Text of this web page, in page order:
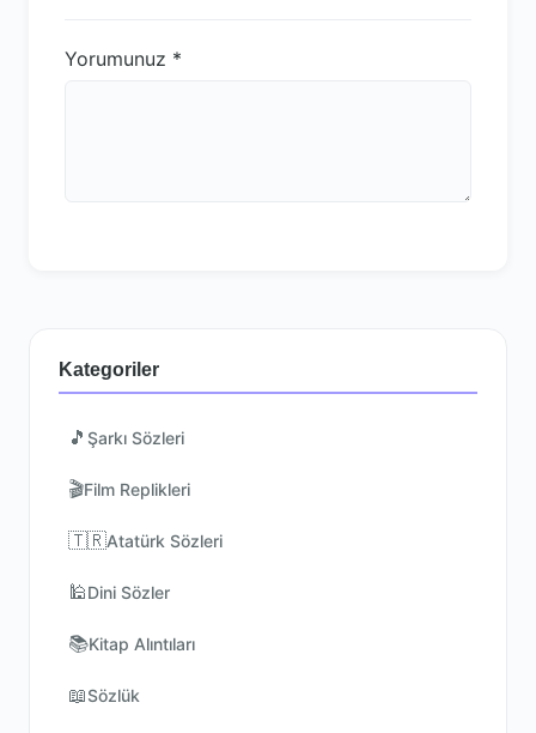
Yorumunuz *
Kategoriler
🎵 Şarkı Sözleri
🎬Film Replikleri
🇹🇷Atatürk Sözleri
🕌Dini Sözler
📚Kitap Alıntıları
📖Sözlük